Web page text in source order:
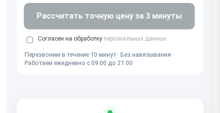
Рассчитать точную цену за 3 минуты
Согласен на обработку персональных данных
Перезвоним в течение 10 минут · Без навязывания ·
Работаем ежедневно с 09:00 до 21:00